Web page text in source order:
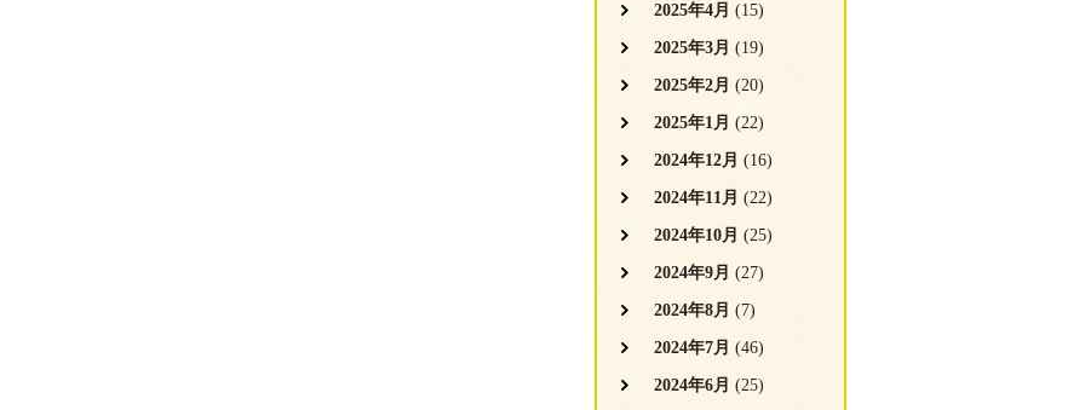
2025年4月 (15)
2025年3月 (19)
2025年2月 (20)
2025年1月 (22)
2024年12月 (16)
2024年11月 (22)
2024年10月 (25)
2024年9月 (27)
2024年8月 (7)
2024年7月 (46)
2024年6月 (25)